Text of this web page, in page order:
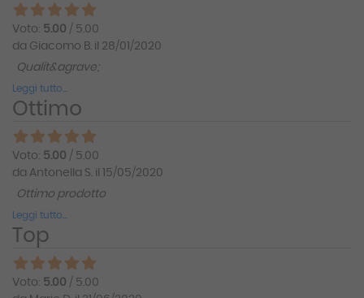
Voto: 5.00 / 5.00
da Giacomo B. il 28/01/2020
Qualit&agrave;
Leggi tutto...
Ottimo
Voto: 5.00 / 5.00
da Antonella S. il 15/05/2020
Ottimo prodotto
Leggi tutto...
Top
Voto: 5.00 / 5.00